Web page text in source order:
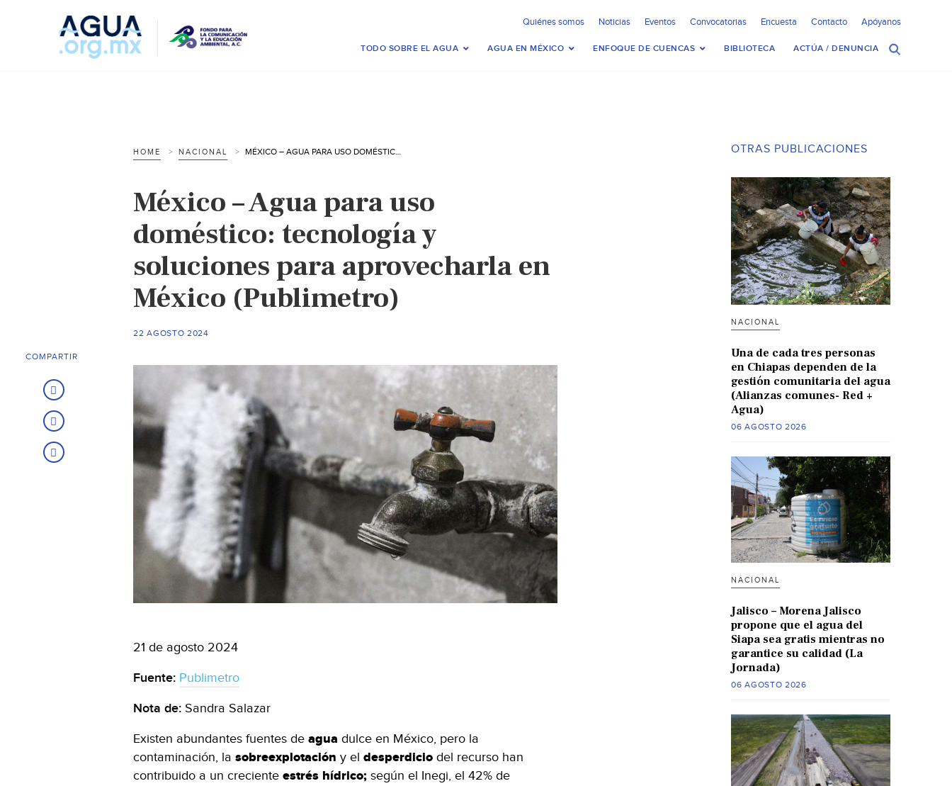
Quiénes somos Noticias Eventos Convocatorias Encuesta Contacto Apóyanos
TODO SOBRE EL AGUA AGUA EN MÉXICO ENFOQUE DE CUENCAS BIBLIOTECA ACTÚA / DENUNCIA
HOME NACIONAL MÉXICO – AGUA PARA USO DOMÉSTICO: TECNOLOGÍA Y SOLUCIONES PARA APROVECHARLA EN MÉXICO (PUBLIMETRO)
México – Agua para uso
doméstico: tecnología y
soluciones para aprovecharla en
México (Publimetro)
22 AGOSTO 2024
21 de agosto 2024
Fuente: Publimetro
Nota de: Sandra Salazar
Existen abundantes fuentes de agua dulce en México, pero la
contaminación, la sobreexplotación y el desperdicio del recurso han
contribuido a un creciente estrés hídrico; según el Inegi, el 42% de
COMPARTIR
OTRAS PUBLICACIONES
NACIONAL
Una de cada tres personas
en Chiapas dependen de la
gestión comunitaria del agua
(Alianzas comunes- Red +
Agua)
06 AGOSTO 2026
NACIONAL
Jalisco – Morena Jalisco
propone que el agua del
Siapa sea gratis mientras no
garantice su calidad (La
Jornada)
06 AGOSTO 2026